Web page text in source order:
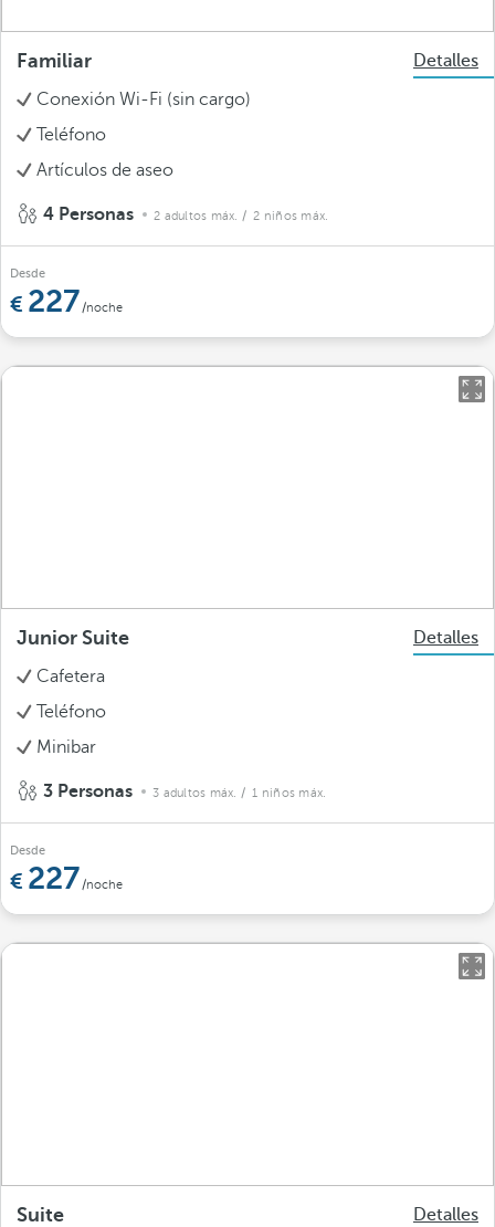
Familiar
Detalles
Conexión Wi-Fi (sin cargo)
Teléfono
Artículos de aseo
4 Personas 2 adultos máx. / 2 niños máx.
Desde
227/noche
Junior Suite
Detalles
Cafetera
Teléfono
Minibar
3 Personas 3 adultos máx. / 1 niños máx.
Desde
227/noche
Suite
Detalles